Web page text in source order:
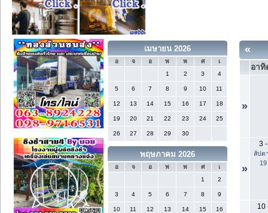
เมษายน 2026
อ จ อ พ พ ศ
เ
1
2 3 4
5 6 7 8 9 10 11
12 13 14 15 16 17 18
19 20 21 22 23 24 25
26 27 28 29 30
พฤษภาคม 2026
อ จ อ พ พ ศ
เ
1
2
3 4 5 6 7 8 9
10 11 12 13 14 15 16
«
อาทิ
»
»
3 -
สัปด
19
10